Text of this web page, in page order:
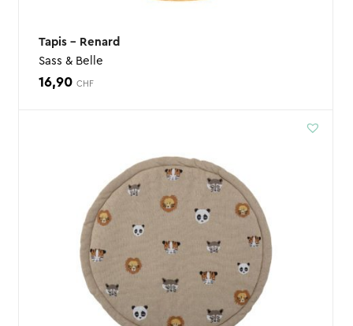
Tapis – Renard
Sass & Belle
16,90 CHF